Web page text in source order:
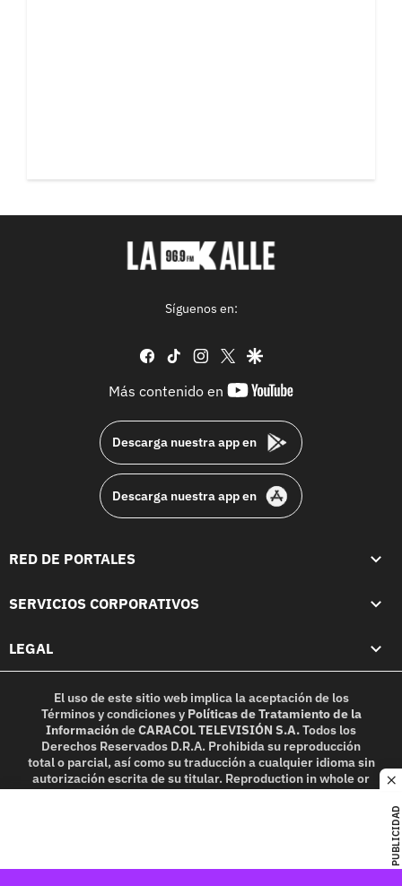
PUBLICIDAD
Síguenos en:
facebook
tiktok instagram
twittergoogle
Más contenido en
youtube-
Descarga nuestra app en
Descarga nuestra app en
RED DE PORTALES
SERVICIOS CORPORATIVOS
LEGAL
El uso de este sitio web implica la aceptación de los
Términos y condicionesy Políticas de Tratamiento de la
InformacióndeCARACOL TELEVISIÓN S.A.Todos los
Derechos Reservados D.R.A. Prohibida su reproducción
total o parcial, así como su traducción a cualquier idioma sin
autorización escrita de su titular. Reproduction in whole or